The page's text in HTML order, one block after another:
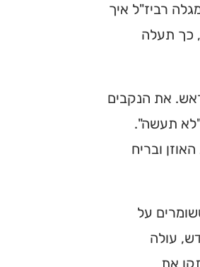
רביז"ל איך
כך תעלה
את הנקבים
תעשה".
ובריח
על
עולה
את